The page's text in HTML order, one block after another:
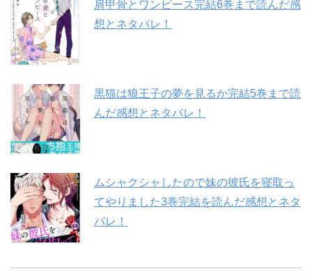
肩甲骨とワンピース完結6巻まで読んだ感
想とネタバレ！
黒猫は狼王子の夢を見るか完結5巻まで読
んだ感想とネタバレ！
ムシャクシャしたので妹の彼氏を寝取っ
てやりました3巻完結を読んだ感想とネタ
バレ！